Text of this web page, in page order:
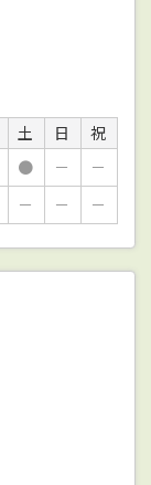
土 日
祝
● －
－
－ － －